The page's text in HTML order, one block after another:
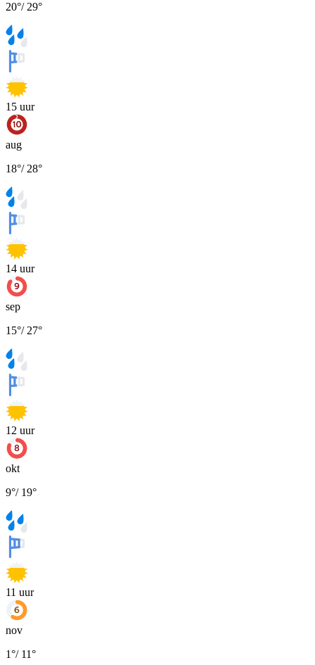
20°/ 29°
15 uur
aug
18°/ 28°
14 uur
sep
15°/ 27°
12 uur
okt
9°/ 19°
11 uur
nov
1°/ 11°